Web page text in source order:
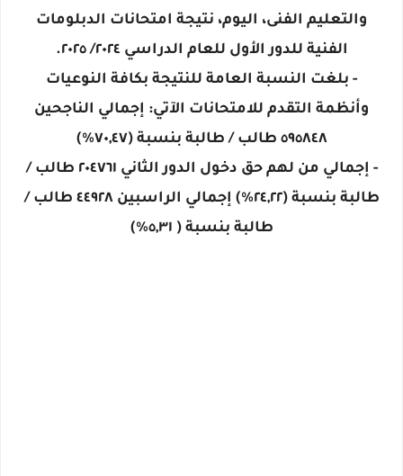
والتعليم الفنى، اليوم، نتيجة امتحانات الدبلومات
الفنية للدور الأول للعام الدراسي ٢٠٢٤/ ٢٠٢٥.
- بلغت النسبة العامة للنتيجة بكافة النوعيات
وأنظمة التقدم للامتحانات الآتي: إجمالي الناجحين
٥٩٥٨٤٨ طالب / طالبة بنسبة (٧٠,٤٧%)
- إجمالي من لهم حق دخول الدور الثاني ٢٠٤٧٦١ طالب /
طالبة بنسبة (٢٤,٢٢%) إجمالي الراسبين ٤٤٩٢٨ طالب /
طالبة بنسبة ( ٥,٣١%)